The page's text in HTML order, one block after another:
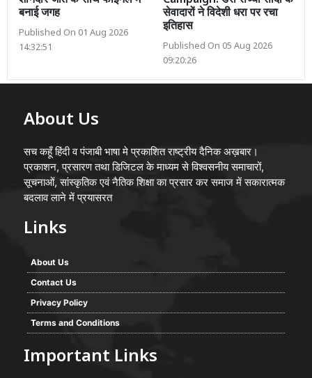
बनाई जगह
Published On 01 Aug 2026
14:32:51
सेवादारों ने विदेशी धरा पर रचा
इतिहास
Published On 05 Aug 2026
09:20:26
About Us
सच कहूँ हिंदी व पंजाबी भाषा मे प्रकाशित राष्ट्रीय दैनिक अख़बार।
प्रकाशन, प्रसारण तथा डिजिटल के माध्यम से विश्वसनीय समाचारों,
सूचनाओं, सांस्कृतिक एवं नैतिक शिक्षा का प्रसार कर समाज में सकारात्मक
बदलाव लाने में प्रयासरत
Links
About Us
Contact Us
Privacy Policy
Terms and Conditions
Important Links